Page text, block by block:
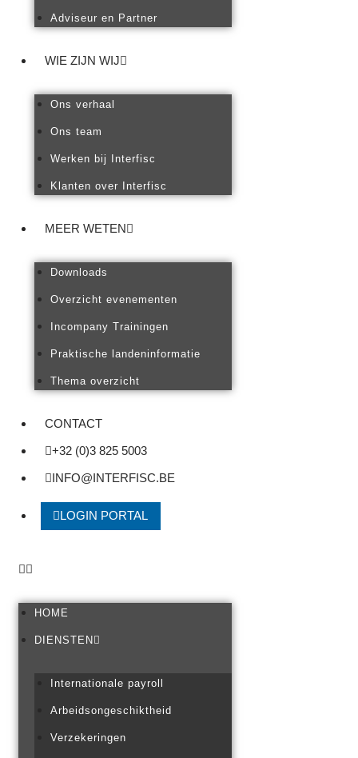
Adviseur en Partner
WIE ZIJN WIJ
Ons verhaal
Ons team
Werken bij Interfisc
Klanten over Interfisc
MEER WETEN
Downloads
Overzicht evenementen
Incompany Trainingen
Praktische landeninformatie
Thema overzicht
CONTACT
+32 (0)3 825 5003
INFO@INTERFISC.BE
LOGIN PORTAL
HOME
DIENSTEN
Internationale payroll
Arbeidsongeschiktheid
Verzekeringen